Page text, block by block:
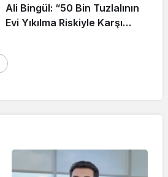
Ali Bingül: “50 Bin Tuzlalının
Evi Yıkılma Riskiyle Karşı